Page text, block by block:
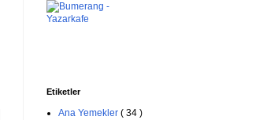
Etiketler
Ana Yemekler ( 34 )